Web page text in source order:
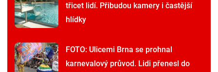
třicet lidí. Přibudou kamery i častější
hlídky
FOTO: Ulicemi Brna se prohnal
karnevalový průvod. Lidi přenesl do